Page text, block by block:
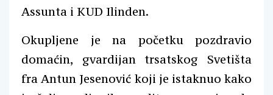
Assunta i KUD Ilinden.
Okupljene je na početku pozdravio
domaćin, gvardijan trsatskog Svetišta
fra Antun Jesenović koji je istaknuo kako